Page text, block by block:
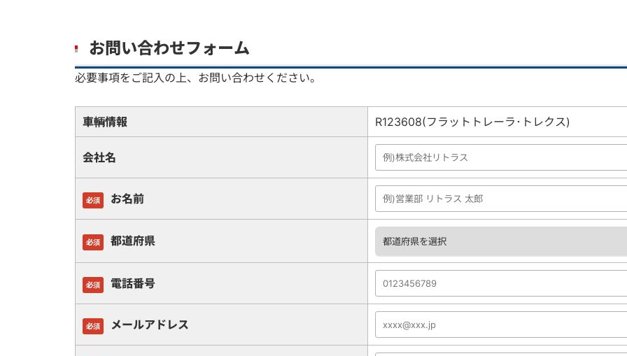
お問い合わせフォーム
必要事項をご記入の上、お問い合わせください。
車輌情報 R123608(フラットトレーラ･トレクス)
会社名
必須 お名前
必須 都道府県
必須 電話番号
必須 メールアドレス